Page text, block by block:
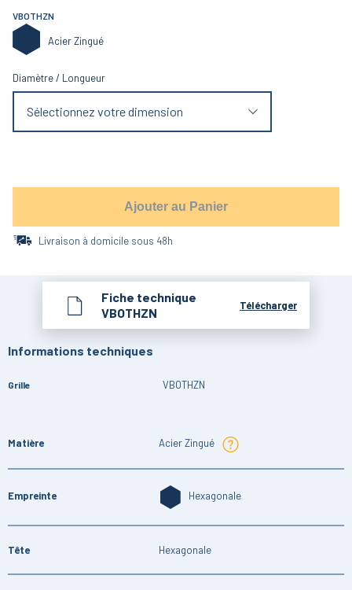
VBOTHZN
Acier Zingué
Diamètre/ Longueur
Sélectionnez votre dimension
Ajouter au Panier
Livraison à domicile sous 48h
Fiche technique
VBOTHZN
Télécharger
Informations techniques
Grille VBOTHZN
Matière Acier Zingué
Empreinte Hexagonale
Tête Hexagonale